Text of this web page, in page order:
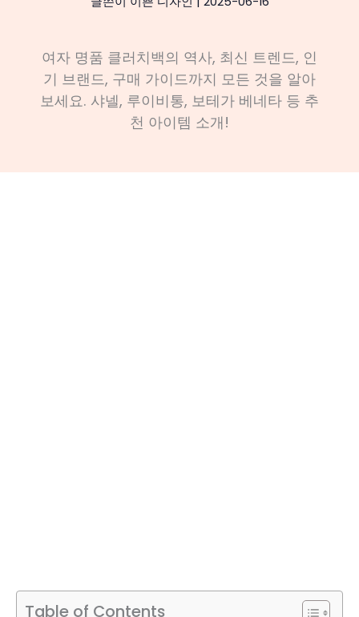
여자 명품 클러치백의 역사, 최신 트렌드, 인
기 브랜드, 구매 가이드까지 모든 것을 알아
보세요. 샤넬, 루이비통, 보테가 베네타 등 추
천 아이템 소개!
Table of Contents